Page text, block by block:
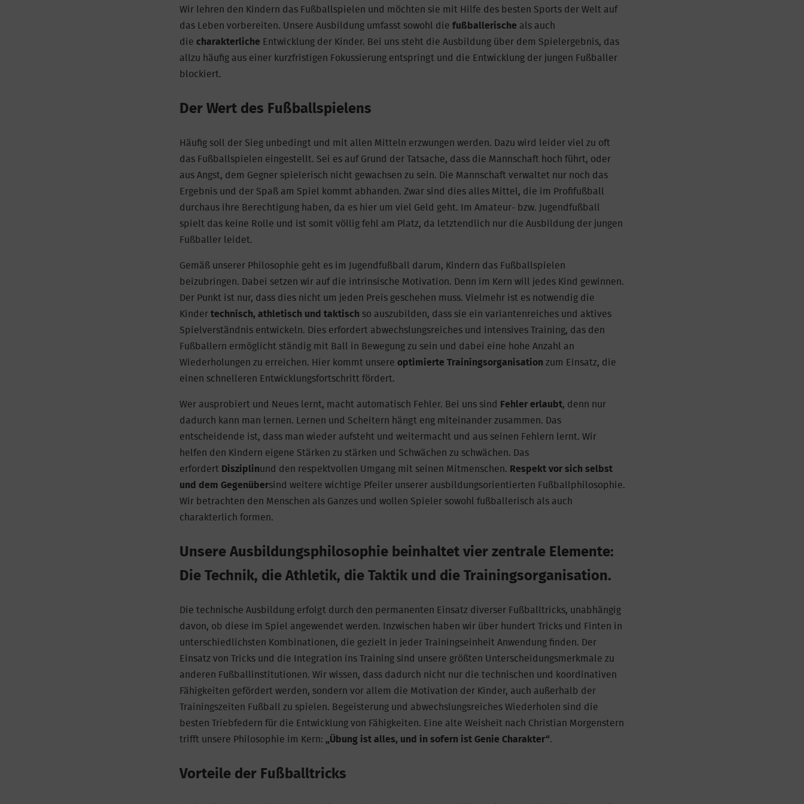
Philosophie
Wir lehren den Kindern das Fußballspielen und möchten sie mit Hilfe des besten Sports der Welt auf
das Leben vorbereiten. Unsere Ausbildung umfasst sowohl die fußballerische als auch
die charakterliche Entwicklung der Kinder. Bei uns steht die Ausbildung über dem Spielergebnis, das
allzu häufig aus einer kurzfristigen Fokussierung entspringt und die Entwicklung der jungen Fußballer
blockiert.
Der Wert des Fußballspielens
Häufig soll der Sieg unbedingt und mit allen Mitteln erzwungen werden. Dazu wird leider viel zu oft
das Fußballspielen eingestellt. Sei es auf Grund der Tatsache, dass die Mannschaft hoch führt, oder
aus Angst, dem Gegner spielerisch nicht gewachsen zu sein. Die Mannschaft verwaltet nur noch das
Ergebnis und der Spaß am Spiel kommt abhanden. Zwar sind dies alles Mittel, die im Profifußball
durchaus ihre Berechtigung haben, da es hier um viel Geld geht. Im Amateur- bzw. Jugendfußball
spielt das keine Rolle und ist somit völlig fehl am Platz, da letztendlich nur die Ausbildung der jungen
Fußballer leidet.
Gemäß unserer Philosophie geht es im Jugendfußball darum, Kindern das Fußballspielen
beizubringen. Dabei setzen wir auf die intrinsische Motivation. Denn im Kern will jedes Kind gewinnen.
Der Punkt ist nur, dass dies nicht um jeden Preis geschehen muss. Vielmehr ist es notwendig die
Kindertechnisch, athletisch und taktisch so auszubilden, dass sie ein variantenreiches und aktives
Spielverständnis entwickeln. Dies erfordert abwechslungsreiches und intensives Training, das den
Fußballern ermöglicht ständig mit Ball in Bewegung zu sein und dabei eine hohe Anzahl an
Wiederholungen zu erreichen. Hier kommt unsere optimierte Trainingsorganisation zum Einsatz, die
einen schnelleren Entwicklungsfortschritt fördert.
Wer ausprobiert und Neues lernt, macht automatisch Fehler. Bei uns sind Fehler erlaubt, denn nur
dadurch kann man lernen. Lernen und Scheitern hängt eng miteinander zusammen. Das
entscheidende ist, dass man wieder aufsteht und weitermacht und aus seinen Fehlern lernt. Wir
helfen den Kindern eigene Stärken zu stärken und Schwächen zu schwächen. Das
erfordert Disziplinund den respektvollen Umgang mit seinen Mitmenschen. Respekt vor sich selbst
und dem Gegenübersind weitere wichtige Pfeiler unserer ausbildungsorientierten Fußballphilosophie.
Wir betrachten den Menschen als Ganzes und wollen Spieler sowohl fußballerisch als auch
charakterlich formen.
Unsere Ausbildungsphilosophie beinhaltet vier zentrale Elemente:
Die Technik, die Athletik, die Taktik und die Trainingsorganisation.
Die technische Ausbildung erfolgt durch den permanenten Einsatz diverser Fußballtricks, unabhängig
davon, ob diese im Spiel angewendet werden. Inzwischen haben wir über hundert Tricks und Finten in
unterschiedlichsten Kombinationen, die gezielt in jeder Trainingseinheit Anwendung finden. Der
Einsatz von Tricks und die Integration ins Training sind unsere größten Unterscheidungsmerkmale zu
anderen Fußballinstitutionen. Wir wissen, dass dadurch nicht nur die technischen und koordinativen
Fähigkeiten gefördert werden, sondern vor allem die Motivation der Kinder, auch außerhalb der
Trainingszeiten Fußball zu spielen. Begeisterung und abwechslungsreiches Wiederholen sind die
besten Triebfedern für die Entwicklung von Fähigkeiten. Eine alte Weisheit nach Christian Morgenstern
trifft unsere Philosophie im Kern: „Übung ist alles, und in sofern ist Genie Charakter“.
Vorteile der Fußballtricks